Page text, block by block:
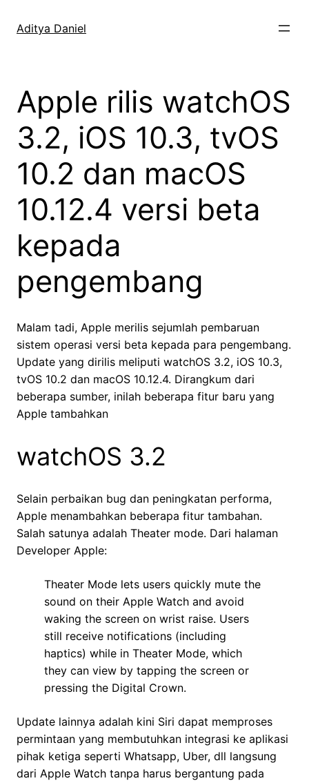
Aditya Daniel
Apple rilis watchOS
3.2, iOS 10.3, tvOS
10.2 dan macOS
10.12.4 versi beta
kepada
pengembang
Malam tadi, Apple merilis sejumlah pembaruan
sistem operasi versi beta kepada para pengembang.
Update yang dirilis meliputi watchOS 3.2, iOS 10.3,
tvOS 10.2 dan macOS 10.12.4. Dirangkum dari
beberapa sumber, inilah beberapa fitur baru yang
Apple tambahkan
watchOS 3.2
Selain perbaikan bug dan peningkatan performa,
Apple menambahkan beberapa fitur tambahan.
Salah satunya adalah Theater mode. Dari halaman
Developer Apple:
Theater Mode lets users quickly mute the
sound on their Apple Watch and avoid
waking the screen on wrist raise. Users
still receive notifications (including
haptics) while in Theater Mode, which
they can view by tapping the screen or
pressing the Digital Crown.
Update lainnya adalah kini Siri dapat memproses
permintaan yang membutuhkan integrasi ke aplikasi
pihak ketiga seperti Whatsapp, Uber, dll langsung
dari Apple Watch tanpa harus bergantung pada